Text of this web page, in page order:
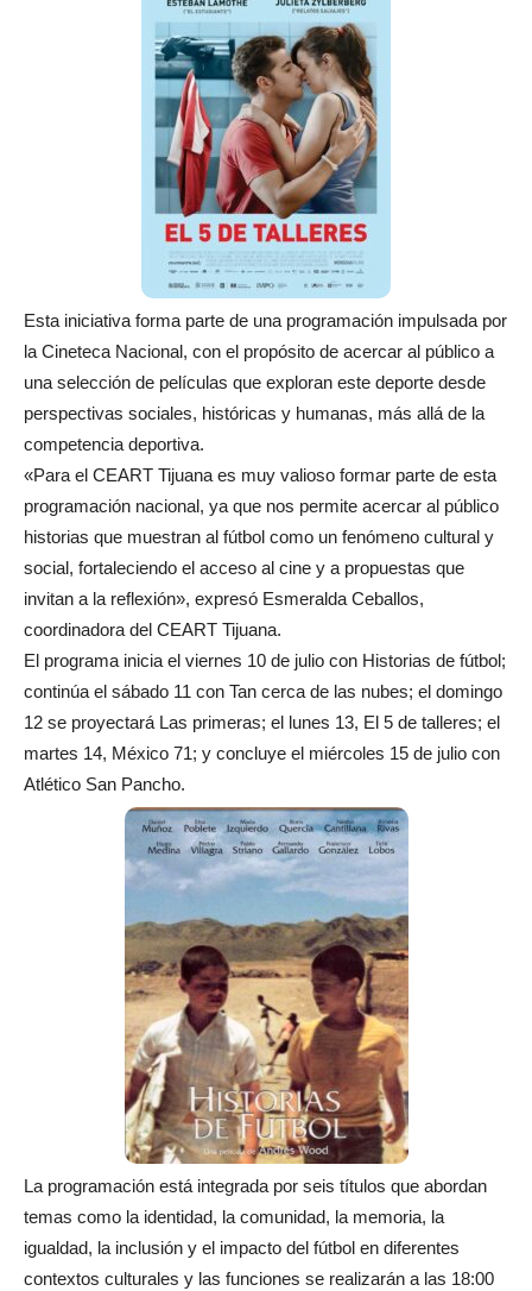
Esta iniciativa forma parte de una programación impulsada por
la Cineteca Nacional, con el propósito de acercar al público a
una selección de películas que exploran este deporte desde
perspectivas sociales, históricas y humanas, más allá de la
competencia deportiva.
«Para el CEART Tijuana es muy valioso formar parte de esta
programación nacional, ya que nos permite acercar al público
historias que muestran al fútbol como un fenómeno cultural y
social, fortaleciendo el acceso al cine y a propuestas que
invitan a la reflexión», expresó Esmeralda Ceballos,
coordinadora del CEART Tijuana.
El programa inicia el viernes 10 de julio con Historias de fútbol;
continúa el sábado 11 con Tan cerca de las nubes; el domingo
12 se proyectará Las primeras; el lunes 13, El 5 de talleres; el
martes 14, México 71; y concluye el miércoles 15 de julio con
Atlético San Pancho.
La programación está integrada por seis títulos que abordan
temas como la identidad, la comunidad, la memoria, la
igualdad, la inclusión y el impacto del fútbol en diferentes
contextos culturales y las funciones se realizarán a las 18:00